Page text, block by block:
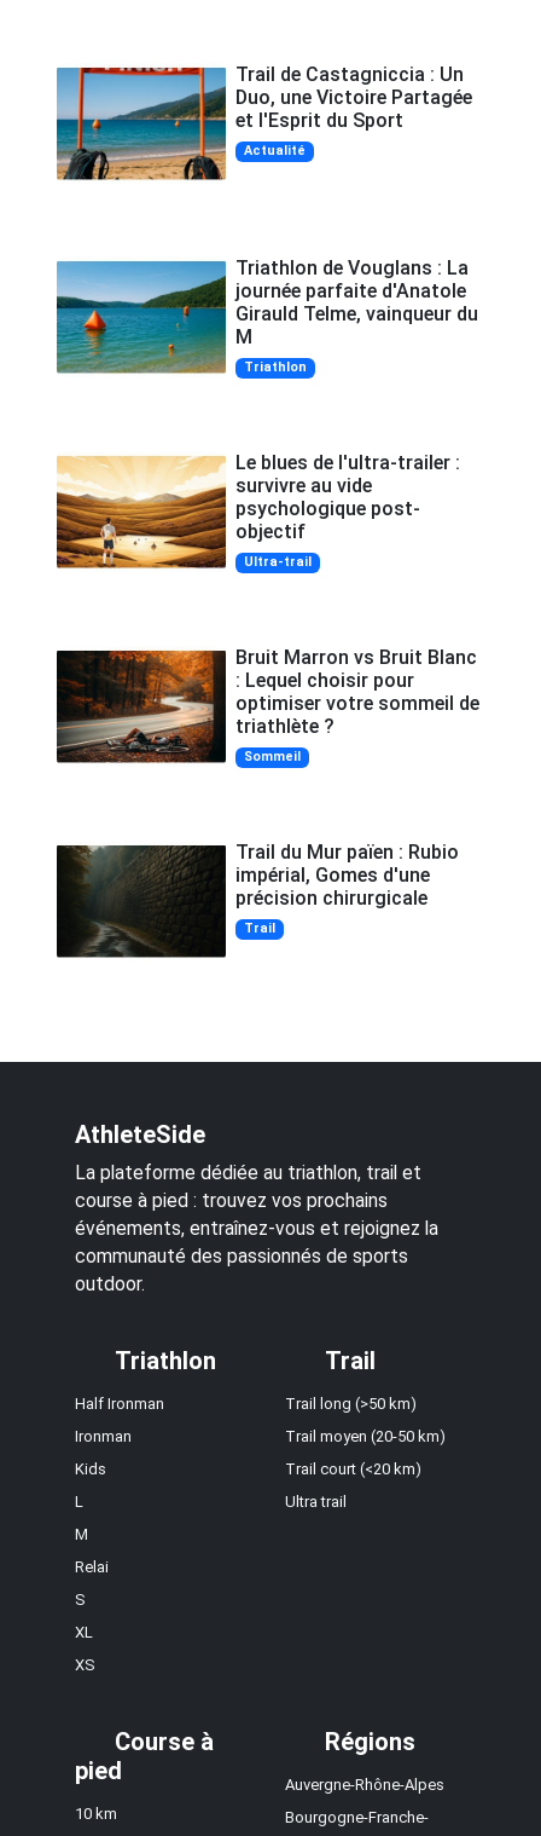
Trail de Castagniccia : Un
Duo, une Victoire Partagée
et l'Esprit du Sport
Actualité
Triathlon de Vouglans : La
journée parfaite d'Anatole
Girauld Telme, vainqueur du
M
Triathlon
Le blues de l'ultra-trailer :
survivre au vide
psychologique post-
objectif
Ultra-trail
Bruit Marron vs Bruit Blanc
: Lequel choisir pour
optimiser votre sommeil de
triathlète ?
Sommeil
Trail du Mur païen : Rubio
impérial, Gomes d'une
précision chirurgicale
Trail
AthleteSide
La plateforme dédiée au triathlon, trail et
course à pied : trouvez vos prochains
événements, entraînez-vous et rejoignez la
communauté des passionnés de sports
outdoor.
Triathlon
Half Ironman
Ironman
Kids
L
M
Relai
S
XL
XS
Trail
Trail long (>50 km)
Trail moyen (20-50 km)
Trail court (<20 km)
Ultra trail
Course à
pied
10 km
Régions
Auvergne-Rhône-Alpes
Bourgogne-Franche-